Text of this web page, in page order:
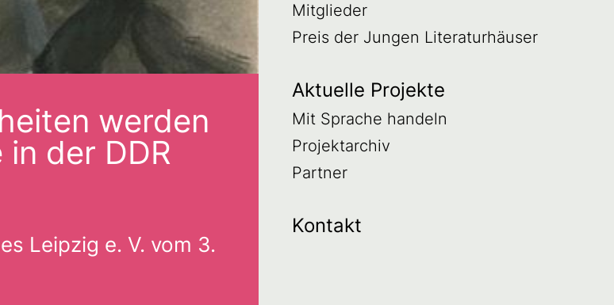
werden
der DDR
Leipzig e. V. vom 3.
Mitglieder
Preis der Jungen Literaturhäuser
Aktuelle Projekte
Mit Sprache handeln
Projektarchiv
Partner
Kontakt